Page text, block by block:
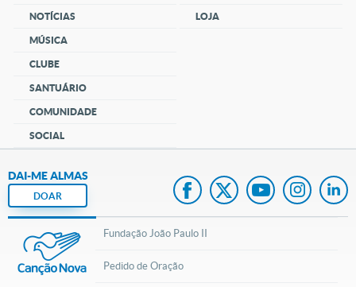
NOTÍCIAS
MÚSICA
CLUBE
SANTUÁRIO
COMUNIDADE
SOCIAL
LOJA
DAI-ME ALMAS
DOAR
Fundação João Paulo II
Pedido de Oração